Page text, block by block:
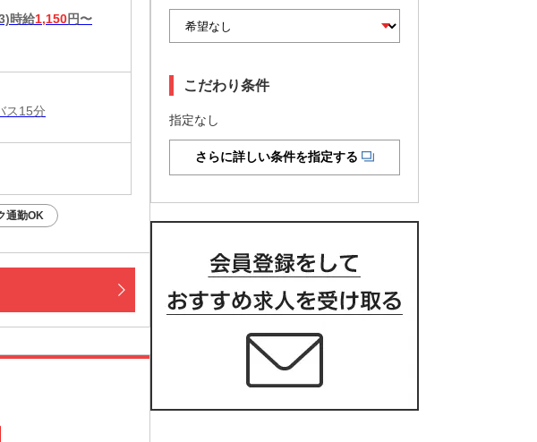
時給1,150円〜
ス15分
通勤OK
こだわり条件
指定なし
さらに詳しい条件を指定する